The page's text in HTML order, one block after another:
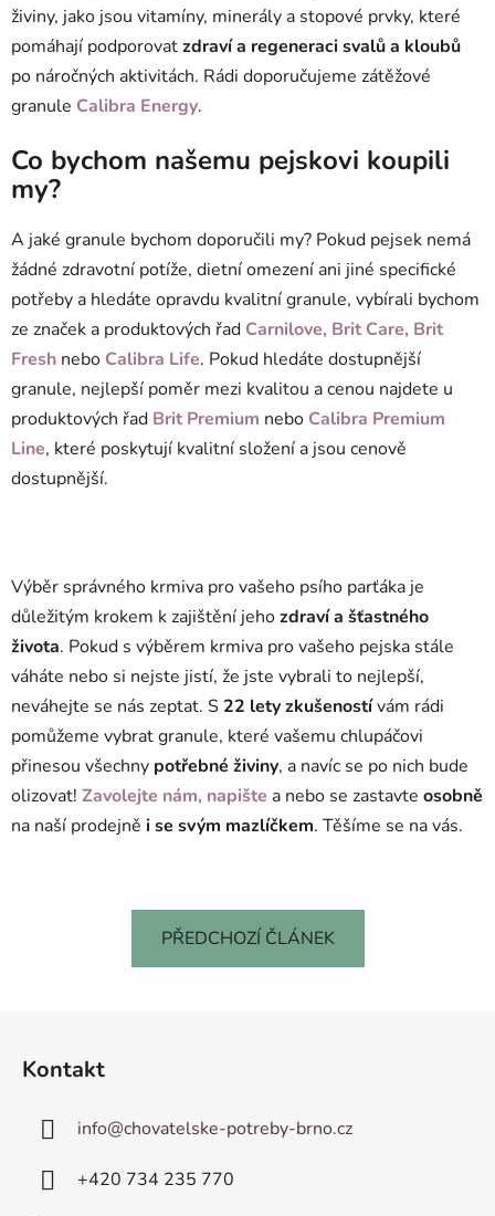
živiny, jako jsou vitamíny, minerály a stopové prvky, které
pomáhají podporovatzdraví a regeneraci svalů a kloubů
po náročných aktivitách. Rádi doporučujeme zátěžové
granule Calibra Energy.
Co bychom našemu pejskovi koupili
my?
A jaké granule bychom doporučili my? Pokud pejsek nemá
žádné zdravotní potíže, dietní omezení ani jiné specifické
potřeby a hledáte opravdu kvalitní granule, vybírali bychom
ze značek a produktových řad Carnilove, Brit Care, Brit
Fresh nebo Calibra Life. Pokud hledáte dostupnější
granule, nejlepší poměr mezi kvalitou a cenou najdete u
produktových řad Brit Premium nebo Calibra Premium
Line, které poskytují kvalitní složení a jsou cenově
dostupnější.
Výběr správného krmiva pro vašeho psího parťáka je
důležitým krokem k zajištění jehozdraví a šťastného
života. Pokud s výběrem krmiva pro vašeho pejska stále
váháte nebo si nejste jistí, že jste vybrali to nejlepší,
neváhejte se nás zeptat. S 22 lety zkušenostívám rádi
pomůžeme vybrat granule, které vašemu chlupáčovi
přinesou všechny potřebné živiny, a navíc se po nich bude
olizovat! Zavolejte nám, napište a nebo se zastavte osobně
na naší prodejně i se svým mazlíčkem. Těšíme se na vás.
PŘEDCHOZÍ ČLÁNEK
Kontakt
info@chovatelske-potreby-brno.cz
+420 ­734 235 770